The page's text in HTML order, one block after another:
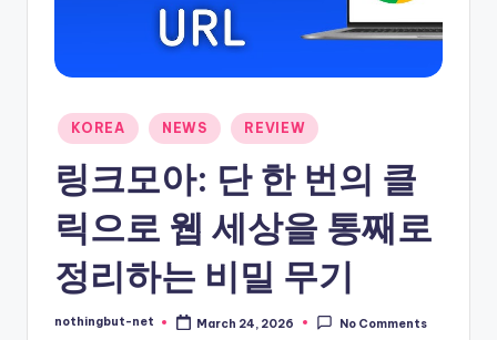
Posted
in
KOREA NEWS REVIEW
링크모아: 단 한 번의 클
릭으로 웹 세상을 통째로
정리하는 비밀 무기
Posted
nothingbut-net March 24, 2026 No Comments